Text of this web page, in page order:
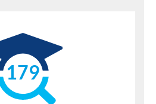
179